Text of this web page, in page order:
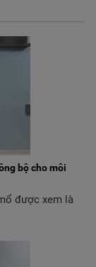
bộ cho môi
được xem là